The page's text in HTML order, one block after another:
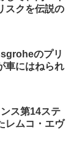
スクを伝説の
のプリ
車にはねられ
ス第14ステ
レムコ・エヴ